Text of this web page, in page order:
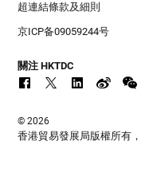
超連結條款及細則
京ICP备09059244号
關注 HKTDC
© 2026
香港貿易發展局版權所有